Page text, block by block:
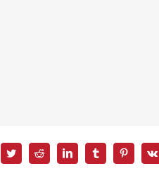
TwitterReddit LinkedInTumblrPinterest
Vk